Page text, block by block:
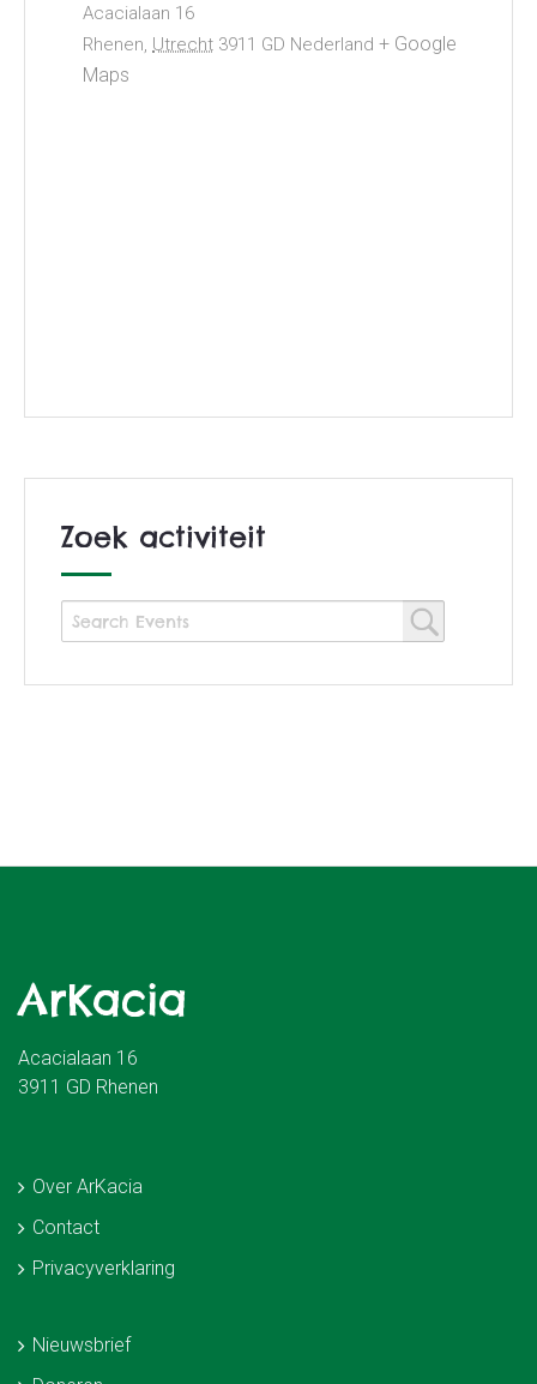
Acacialaan 16
Rhenen, Utrecht 3911 GD Nederland + Google
Maps
Zoek activiteit
ArKacia
Acacialaan 16
3911 GD Rhenen
Over ArKacia
Contact
Privacyverklaring
Nieuwsbrief